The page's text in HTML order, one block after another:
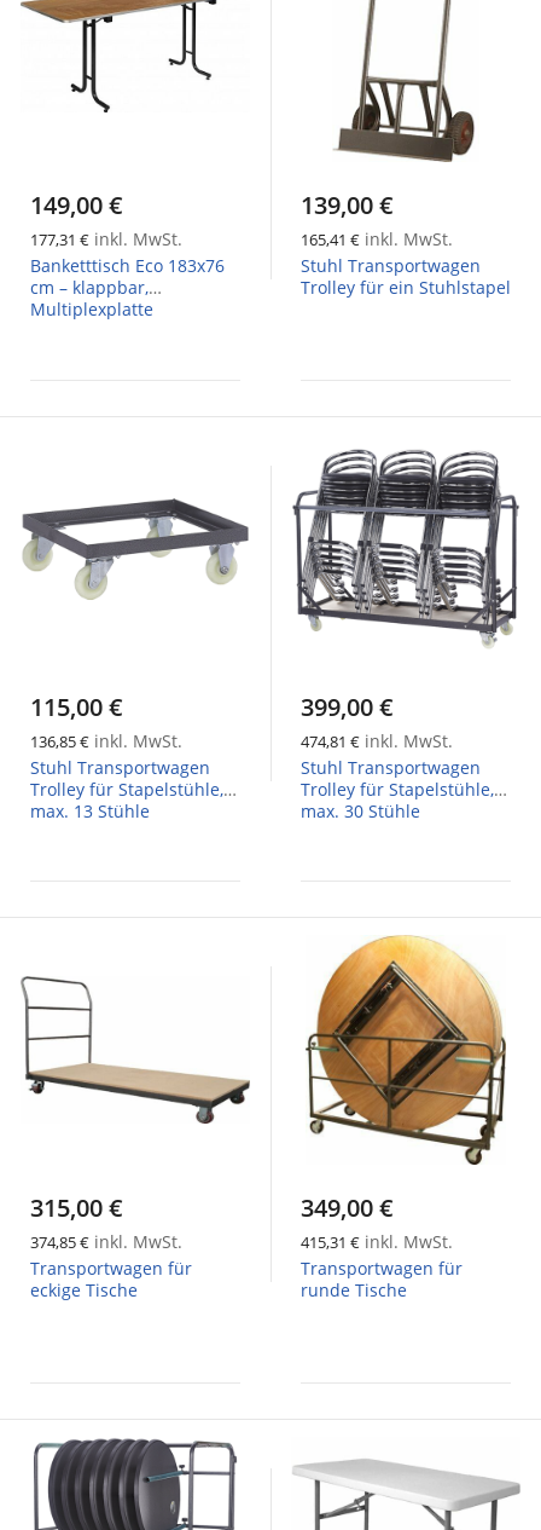
149,00 €
177,31 € inkl. MwSt.
Banketttisch Eco 183x76
cm – klappbar,
Multiplexplatte
139,00 €
165,41 € inkl. MwSt.
Stuhl Transportwagen
Trolley für ein Stuhlstapel
115,00 €
136,85 € inkl. MwSt.
Stuhl Transportwagen
Trolley für Stapelstühle,
max. 13 Stühle
399,00 €
474,81 € inkl. MwSt.
Stuhl Transportwagen
Trolley für Stapelstühle,
max. 30 Stühle
315,00 €
374,85 € inkl. MwSt.
Transportwagen für
eckige Tische
349,00 €
415,31 € inkl. MwSt.
Transportwagen für
runde Tische